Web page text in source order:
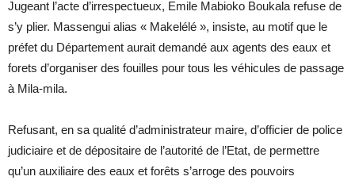
Jugeant l’acte d’irrespectueux, Emile Mabioko Boukala refuse de
s’y plier. Massengui alias « Makelélé », insiste, au motif que le
préfet du Département aurait demandé aux agents des eaux et
forets d’organiser des fouilles pour tous les véhicules de passage
à Mila-mila.
Refusant, en sa qualité d’administrateur maire, d’officier de police
judiciaire et de dépositaire de l’autorité de l’Etat, de permettre
qu’un auxiliaire des eaux et forêts s’arroge des pouvoirs